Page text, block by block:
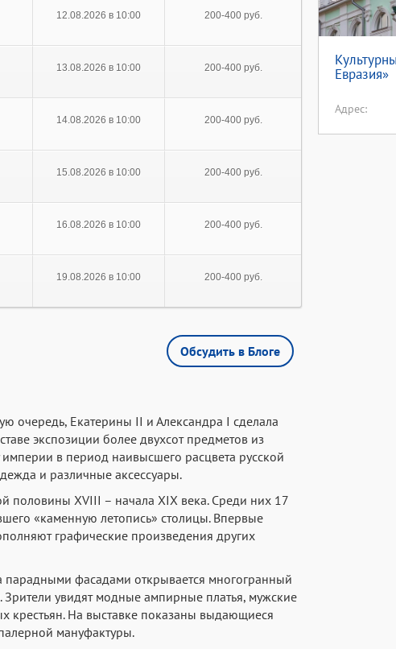
12.08.2026 в 10:00 200-400 руб.
13.08.2026 в 10:00 200-400 руб.
14.08.2026 в 10:00 200-400 руб.
15.08.2026 в 10:00 200-400 руб.
16.08.2026 в 10:00 200-400 руб.
19.08.2026 в 10:00 200-400 руб.
Обсудить в Блоге
очередь, Екатерины II и Александра I сделала
экспозиции более двухсот предметов из
в период наивысшего расцвета русской
и различные аксессуары.
половины XVIII – начала XIX века. Среди них 17
«каменную летопись» столицы. Впервые
графические произведения других
парадными фасадами открывается многогранный
увидят модные ампирные платья, мужские
крестьян. На выставке показаны выдающиеся
мануфактуры.
Евразия»
Адрес: